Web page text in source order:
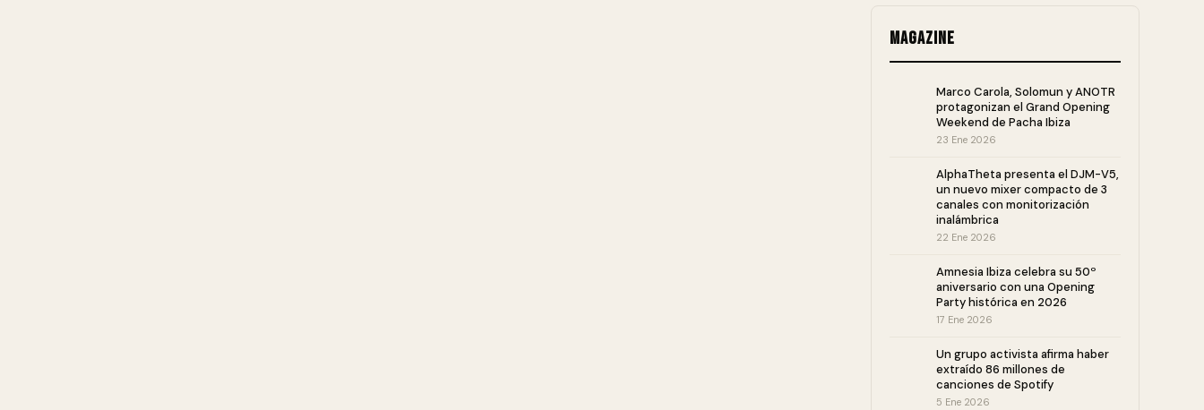
Magazine
Marco Carola, Solomun y ANOTR
protagonizan el Grand Opening
Weekend de Pacha Ibiza
23 Ene 2026
AlphaTheta presenta el DJM-V5,
un nuevo mixer compacto de 3
canales con monitorización
inalámbrica
22 Ene 2026
Amnesia Ibiza celebra su 50º
aniversario con una Opening
Party histórica en 2026
17 Ene 2026
Un grupo activista afirma haber
extraído 86 millones de
canciones de Spotify
5 Ene 2026